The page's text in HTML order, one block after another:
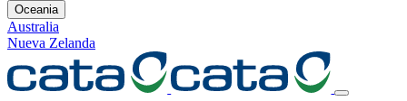
Oceania
Australia
Nueva Zelanda